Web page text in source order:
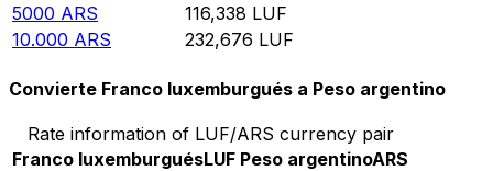
5000 ARS 116,338 LUF
10.000 ARS 232,676 LUF
Convierte Franco luxemburgués a Peso argentino
Rate information of LUF/ARS currency pair
Franco luxemburguésLUF Peso argentinoARS